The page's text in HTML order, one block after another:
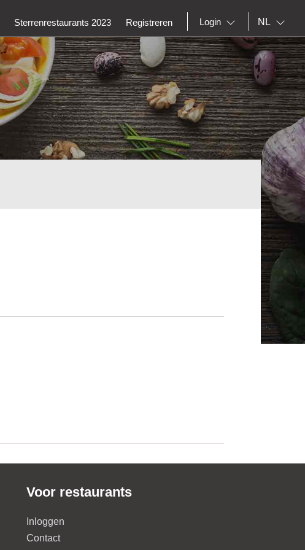
Sterrenrestaurants 2023 Registreren Login NL
Voor restaurants
Inloggen
Contact